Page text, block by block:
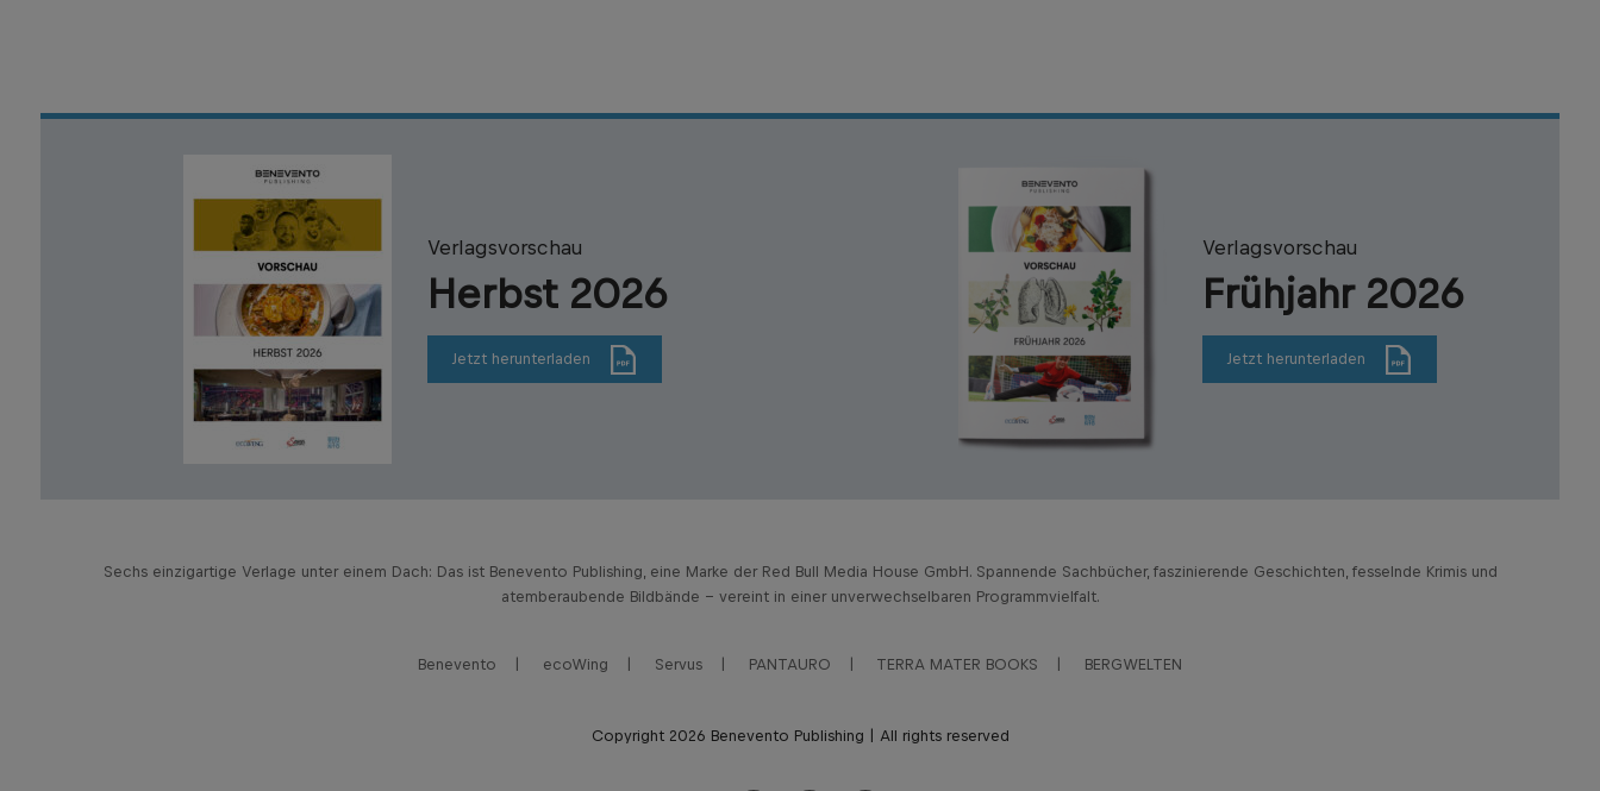
Verlagsvorschau
Herbst 2026
Jetzt herunterladen
Verlagsvorschau
Frühjahr 2026
Jetzt herunterladen
Sechs einzigartige Verlage unter einem Dach: Das ist Benevento Publishing, eine Marke der Red Bull Media House GmbH. Spannende Sachbücher, faszinierende Geschichten, fesselnde Krimis und
atemberaubende Bildbände – vereint in einer unverwechselbaren Programmvielfalt.
Benevento ecoWing Servus PANTAURO TERRA MATER BOOKS BERGWELTEN
Copyright 2026 Benevento Publishing | All rights reserved